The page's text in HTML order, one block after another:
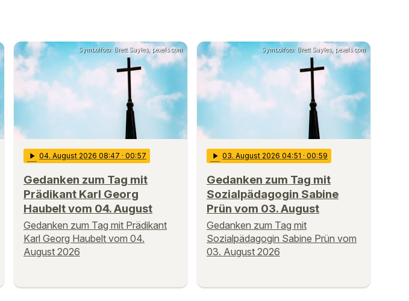
Symbolfoto: Brett Sayles, pexels.com
play_arrow 04. August 2026 08:47 · 00:57
Gedanken zum Tag mit
Prädikant Karl Georg
Haubelt vom 04. August
Gedanken zum Tag mit Prädikant
Karl Georg Haubelt vom 04.
August 2026
Symbolfoto: Brett Sayles, pexels.com
play_arrow 03. August 2026 04:51 · 00:59
Gedanken zum Tag mit
Sozialpädagogin Sabine
Prün vom 03. August
Gedanken zum Tag mit
Sozialpädagogin Sabine Prün vom
03. August 2026